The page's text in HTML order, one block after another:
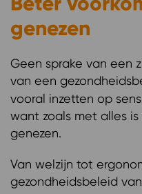
genezen
Geen sprake van een
van een
vooral inzetten op
want zoals met alles
genezen.
Van welzijn tot
gezondheidsbeleid